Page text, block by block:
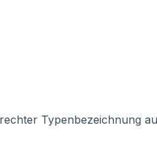
Typenbezeichnung